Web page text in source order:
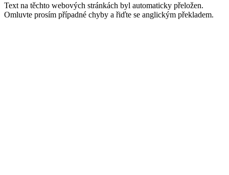
Text na těchto webových stránkách byl automaticky přeložen.
Omluvte prosím případné chyby a řiďte se anglickým překladem.